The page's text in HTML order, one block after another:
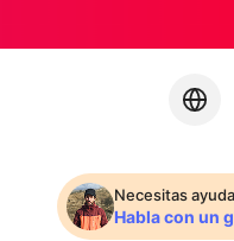
Necesitas
Habla con un